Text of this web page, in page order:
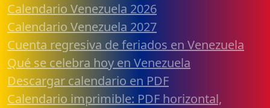
Calendario Venezuela 2026
Calendario Venezuela 2027
Cuenta regresiva de feriados en Venezuela
Qué se celebra hoy en Venezuela
Descargar calendario en PDF
Calendario imprimible: PDF horizontal,